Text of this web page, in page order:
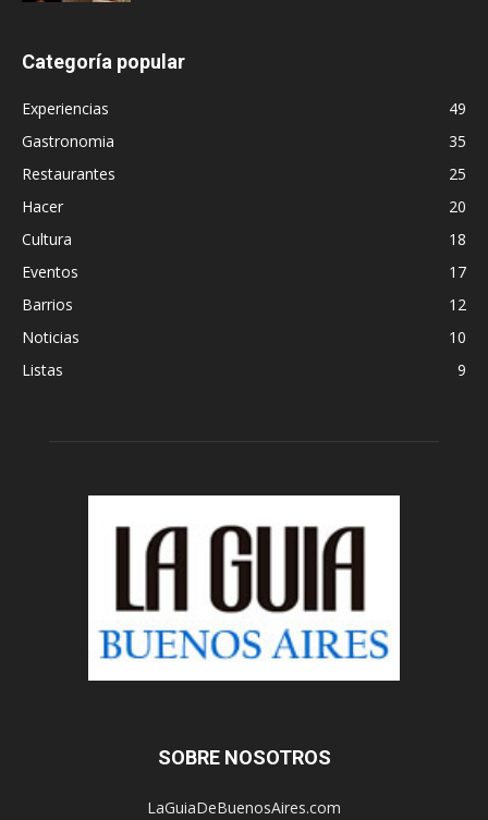
Categoría popular
Experiencias
49
Gastronomia
35
Restaurantes
25
Hacer
20
Cultura
18
Eventos
17
Barrios
12
Noticias
10
Listas
9
SOBRE NOSOTROS
LaGuiaDeBuenosAires.com